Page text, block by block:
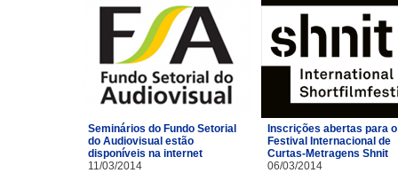
Seminários do Fundo Setorial
do Audiovisual estão
disponíveis na internet
11/03/2014
Inscrições abertas para o
Festival Internacional de
Curtas-Metragens Shnit
06/03/2014